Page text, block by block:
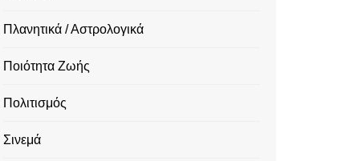
Πλανητικά / Αστρολογικά
Ποιότητα Ζωής
Πολιτισμός
Σινεμά